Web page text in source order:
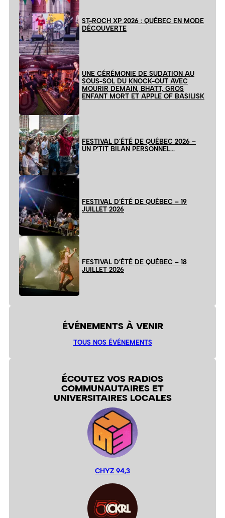
ST-ROCH XP 2026 : QUÉBEC EN MODE
DÉCOUVERTE
UNE CÉRÉMONIE DE SUDATION AU
SOUS-SOL DU KNOCK-OUT AVEC
MOURIR DEMAIN, BHATT, GROS
ENFANT MORT ET APPLE OF BASILISK
FESTIVAL D’ÉTÉ DE QUÉBEC 2026 –
UN P’TIT BILAN PERSONNEL…
FESTIVAL D’ÉTÉ DE QUÉBEC – 19
JUILLET 2026
FESTIVAL D’ÉTÉ DE QUÉBEC – 18
JUILLET 2026
ÉVÉNEMENTS À VENIR
TOUS NOS ÉVÉNEMENTS
ÉCOUTEZ VOS RADIOS
COMMUNAUTAIRES ET
UNIVERSITAIRES LOCALES
CHYZ 94,3